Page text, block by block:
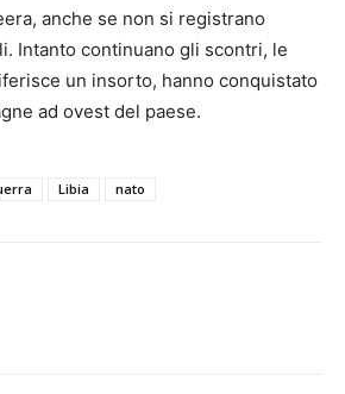
anche se non si registrano
Intanto continuano gli scontri, le
un insorto, hanno conquistato
ad ovest del paese.
Libia nato